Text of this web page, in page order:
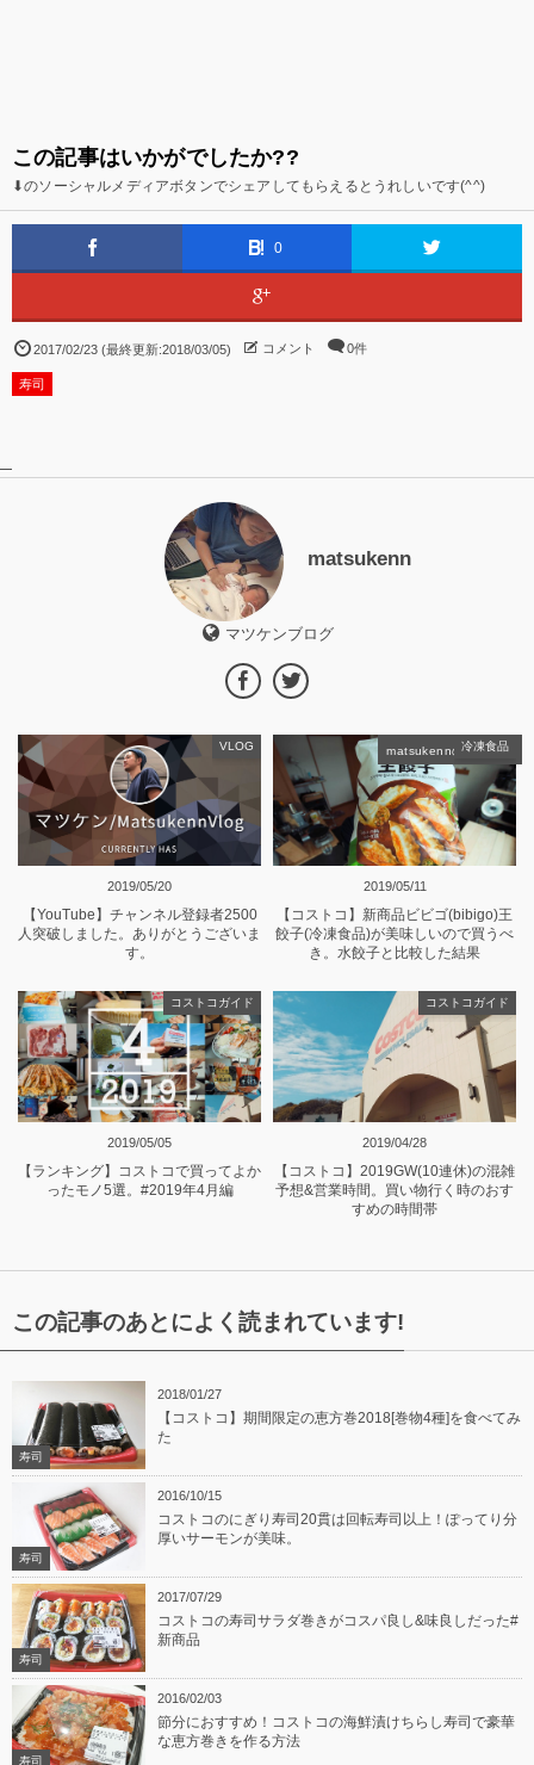
この記事はいかがでしたか??
⬇のソーシャルメディアボタンでシェアしてもらえるとうれしいです(^^)
0
2017/02/23 (最終更新:2018/03/05) コメント 0件
寿司
matsukenn
マツケンブログ
2019/05/20
VLOG
【YouTube】チャンネル登録者2500
人突破しました。ありがとうございま
す。
2019/05/11
冷凍食品
【コストコ】新商品ビビゴ(bibigo)王
餃子(冷凍食品)が美味しいので買うべ
き。水餃子と比較した結果
2019/05/05
コストコガイド
【ランキング】コストコで買ってよか
ったモノ5選。#2019年4月編
2019/04/28
コストコガイド
【コストコ】2019GW(10連休)の混雑
予想&営業時間。買い物行く時のおす
すめの時間帯
matsukennの記事一覧
この記事のあとによく読まれています!
2018/01/27
寿司
【コストコ】期間限定の恵方巻2018[巻物4種]を食べてみ
た
2016/10/15
寿司
コストコのにぎり寿司20貫は回転寿司以上！ぽってり分
厚いサーモンが美味。
2017/07/29
寿司
コストコの寿司サラダ巻きがコスパ良し&味良しだった#
新商品
2016/02/03
寿司
節分におすすめ！コストコの海鮮漬けちらし寿司で豪華
な恵方巻きを作る方法